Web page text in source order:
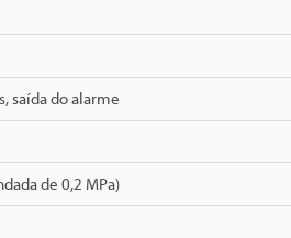
saída do alarme
de 0,2 MPa)